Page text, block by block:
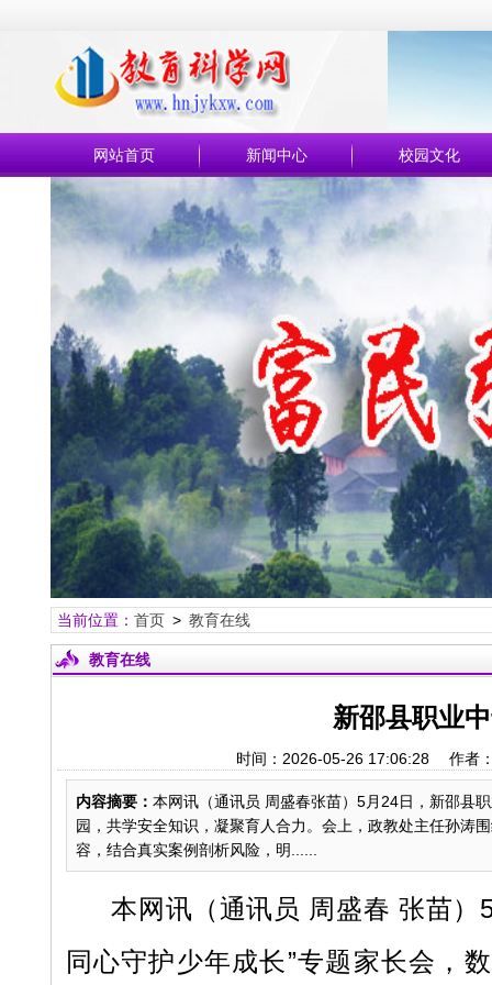
网站首页 新闻中心 校园文化
当前位置： 首页> 教育在线
教育在线
新邵县职业
时间：2026-05-26 17:06:28 作者
内容摘要： 本网讯（通讯员 周盛春张苗）5月24日，新邵县
园，共学安全知识，凝聚育人合力。会上，政教处主任孙涛
容，结合真实案例剖析风险，明......
本网讯（通讯员 周盛春 张苗）
同心守护少年成长”专题家长会，